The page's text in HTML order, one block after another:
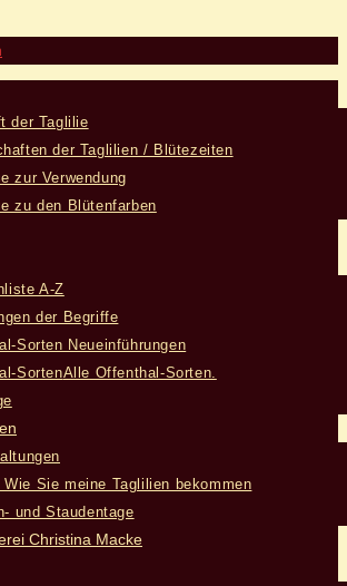
der Taglilie
der Taglilien / Blütezeiten
zur Verwendung
zu den Blütenfarben
A-Z
der Begriffe
Sorten Neueinführungen
SortenAlle Offenthal-Sorten.
Wie Sie meine Taglilien bekommen
und Staudentage
Christina Macke